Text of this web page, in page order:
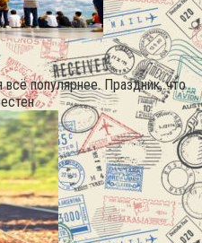
популярнее. Праздник, что